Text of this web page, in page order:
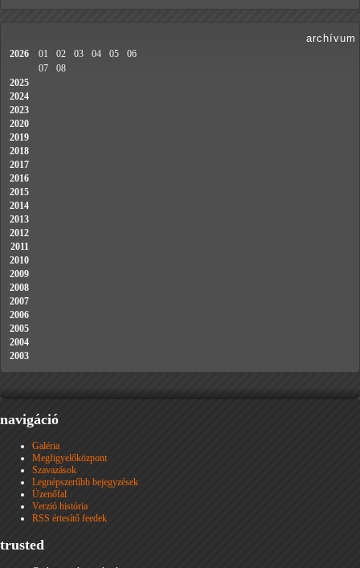
archívum
2026 01 02 03 04 05
06
07
08
2025
2024
2023
2020
2019
2018
2017
2016
2015
2014
2013
2012
2011
2010
2009
2008
2007
2006
2005
2004
2003
navigáció
Galéria
Megfigyelőközpont
Szavazások
Legnépszerűbb bejegyzések
Üzenőfal
Verzió história
RSS értesítő feedek
trusted